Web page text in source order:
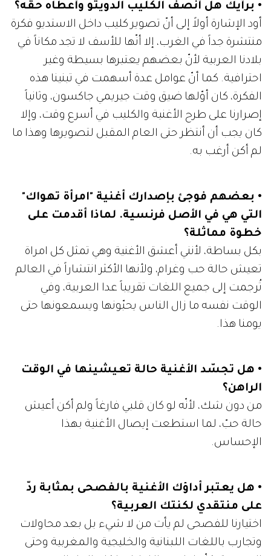
• برأيك هل أنصف الكليب الدويتو وأعطاه حقّه؟
أود الإشارة أولاً إلى أنّ تصوير كليب داخل الاستديو فكرة
منتشرة جداً في الغرب، إلا أنّها للأسف لا تجد مكاناً في
بلادنا العربية لأنّ بعضهم يعتبرها بسيطة وغير
احترافية. كما أنّ عوامل عدة أسهمت في تبنينا هذه
الفكرة، كان أوّلها ضيق وقت جيريمي جاكسون، وثانياً
إصرارنا على طرح الأغنية والكليب في أسرع وقت، وإلا
كان يجب أن أنتظر حتى العام المقبل لتصويرها وهذا ما
لم أكن أرغب به.
• بعضهم فوجئ بإصدارك أغنية "امرأة تهواك"
التي هي في الأصل فرنسية. لماذا أقدمت على
خطوة مماثلة؟
بكل بساطة، لأنني أعشق الأغنية وهي تمثل كل امراة
تعيش حالة حب وغرام، ولأنها الأكثر انتشاراً في العالم
تُرجمت إلى جميع اللغات تقريباً عدا العربية، وفي
الوقت نفسه ما زال الناس يحبّونها ويسمعونها حتى
يومنا هذا.
• هل تجسّد الأغنية حالة تعيشينها في الوقت
الراهن؟
من دون شك، لأنّه لو كان قلبي فارغاً ولم أكن أعيش
حالة حبّ، لما استطعت إيصال الأغنية بهذا
الإحساس.
• هل يعتبر أداؤك الأغنية بالفصحى بمثابة ردّ
على منتقدي لكنتك العربية؟
اختيارنا للفصحى لم يأت من لا شيء بل بعد محاولات
وتجارب باللغات اللبنانية والخليجية والمغربية وحتى